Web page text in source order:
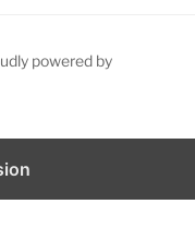
powered by